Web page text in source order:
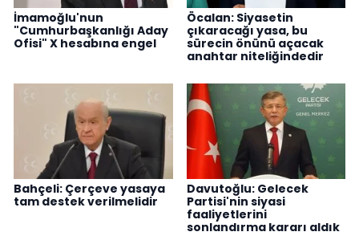
İmamoğlu'nun
"Cumhurbaşkanlığı Aday
Ofisi" X hesabına engel
Öcalan: Siyasetin
çıkaracağı yasa, bu
sürecin önünü açacak
anahtar niteliğindedir
Bahçeli: Çerçeve yasaya
tam destek verilmelidir
Davutoğlu: Gelecek
Partisi'nin siyasi
faaliyetlerini
sonlandırma kararı aldık